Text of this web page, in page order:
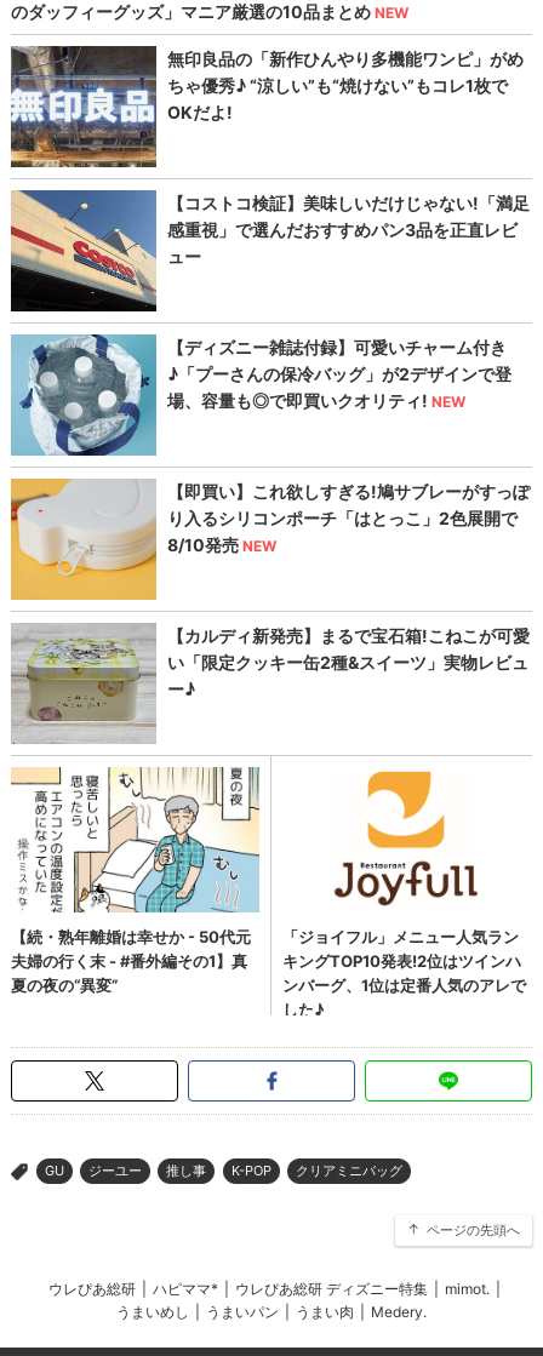
> GU ジーユー 推し事 K-POP クリアミニバッグ
ページの先頭へ
ウレぴあ総研 ハピママ* ウレぴあ総研 ディズニー特集 mimot.
うまいめし
うまいパン うまい肉 Medery.